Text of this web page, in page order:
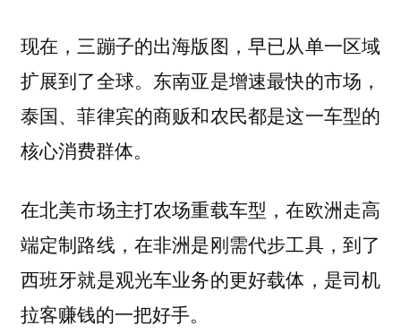
现在，三蹦子的出海版图，早已从单一区域
扩展到了全球。东南亚是增速最快的市场，
泰国、菲律宾的商贩和农民都是这一车型的
核心消费群体。
在北美市场主打农场重载车型，在欧洲走高
端定制路线，在非洲是刚需代步工具，到了
西班牙就是观光车业务的更好载体，是司机
拉客赚钱的一把好手。